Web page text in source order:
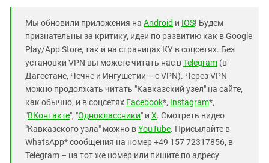
Мы обновили приложения на Android и IOS! Будем
признательны за критику, идеи по развитию как в Google
Play/App Store, так и на страницах КУ в соцсетях. Без
установки VPN вы можете читать нас вTelegram (в
Дагестане, Чечне и Ингушетии – с VPN). Через VPN
можно продолжать читать "Кавказский узел" на сайте,
как обычно, и в соцсетях Facebook*, Instagram*,
"ВКонтакте", "Одноклассники" и X. Смотреть видео
"Кавказского узла" можно вYouTube. Присылайте в
WhatsApp* сообщения на номер +49 157 72317856, в
Telegram – на тот же номер или пишите по адресу